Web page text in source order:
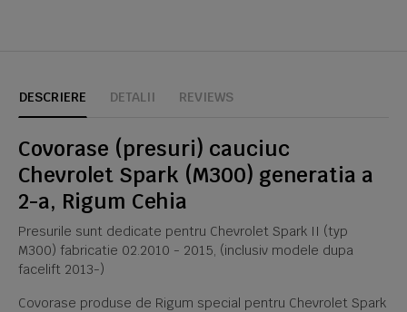
DESCRIERE DETALII REVIEWS
Covorase (presuri) cauciuc
Chevrolet Spark (M300) generatia a
2-a, Rigum Cehia
Presurile sunt dedicate pentru Chevrolet Spark II (typ
M300) fabricatie 02.2010 - 2015, (inclusiv modele dupa
facelift 2013-)
Covorase produse de Rigum special pentru Chevrolet Spark